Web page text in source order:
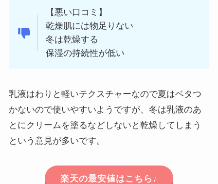
【悪い口コミ】
乾燥肌には物足りない
冬は乾燥する
保湿の持続性が低い
乳液はわりと軽いテクスチャーなので夏はベタつ
かないので使いやすいようですが、冬は乳液のあ
とにクリームを塗るなどしないと乾燥してしまう
という意見が多いです。
楽天の最安値はこちら♪